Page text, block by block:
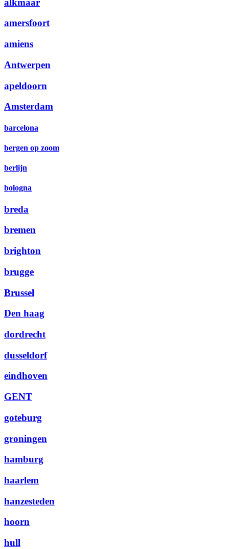
alkmaar
amersfoort
amiens
Antwerpen
apeldoorn
Amsterdam
barcelona
bergen op zoom
berlijn
bologna
breda
bremen
brighton
brugge
Brussel
Den haag
dordrecht
dusseldorf
eindhoven
GENT
goteburg
groningen
hamburg
haarlem
hanzesteden
hoorn
hull